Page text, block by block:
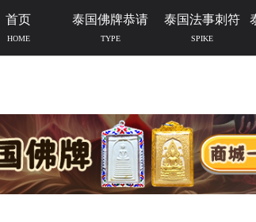
首页
HOME
泰国佛牌恭请
TYPE
泰国法事刺符
SPIKE